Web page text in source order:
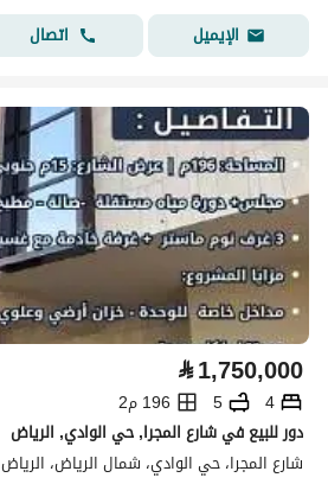
الإيميل
اتصال
⃁1,750,000
4
5
196 م2
دور للبيع في شارع المجرا, حي الوادي, الرياض
شارع المجرا، حي الوادي، شمال الرياض، الرياض